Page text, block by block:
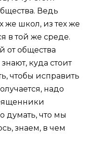
Ведь
же школ, из тех же
в той же среде.
от общества
куда стоит
чтобы исправить
надо
думать, что мы
знаем, в чем